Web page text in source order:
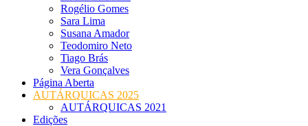
Rogélio Gomes
Sara Lima
Susana Amador
Teodomiro Neto
Tiago Brás
Vera Gonçalves
Página Aberta
AUTÁRQUICAS 2025
AUTÁRQUICAS 2021
Edições